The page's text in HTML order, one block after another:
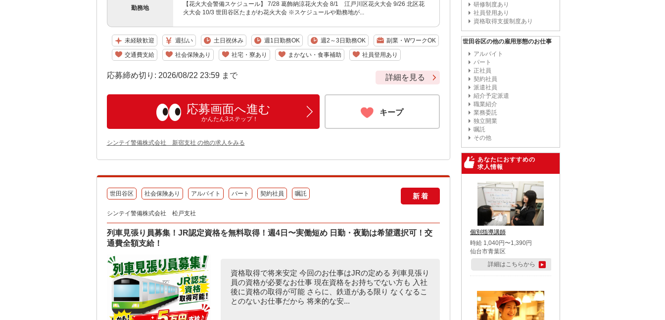
勤務地
【花火大会警備スケジュール】 7/28 葛飾納涼花火大会 8/1 江戸川区花火大会 9/26 北区花
火大会 10/3 世田谷区たまがわ花火大会 ※スケジュールや勤務地が...
未経験歓迎 週払い 土日祝休み 週1日勤務OK 週2～3日勤務OK 副業・WワークOK
交通費支給 社会保険あり 社宅・寮あり まかない・食事補助 社員登用あり
応募締め切り: 2026/08/22 23:59 まで 詳細を見る
応募画面へ進む
かんたん3ステップ！
キープ
シンテイ警備株式会社 新宿支社 の他の求人をみる
世田谷区 社会保険あり アルバイト パート 契約社員 嘱託 新着
シンテイ警備株式会社 松戸支社
列車見張り員募集！JR認定資格を無料取得！週4日〜実働短め 日勤・夜勤は希望選択可！交
通費全額支給！
資格取得で将来安定 今回のお仕事はJRの定める 列車見張り
員の資格が必要なお仕事 現在資格をお持ちでない方も 入社
後に資格の取得が可能 さらに、鉄道がある限り なくなるこ
とのないお仕事だから 将来的な安...
研修制度あり
社員登用あり
資格取得支援制度あり
世田谷区の他の雇用形態のお仕事
アルバイト
パート
正社員
契約社員
派遣社員
紹介予定派遣
職業紹介
業務委託
独立開業
嘱託
その他
あなたにおすすめの
求人情報
個別指導講師
時給 1,040円〜1,390円
仙台市青葉区
詳細はこちらから